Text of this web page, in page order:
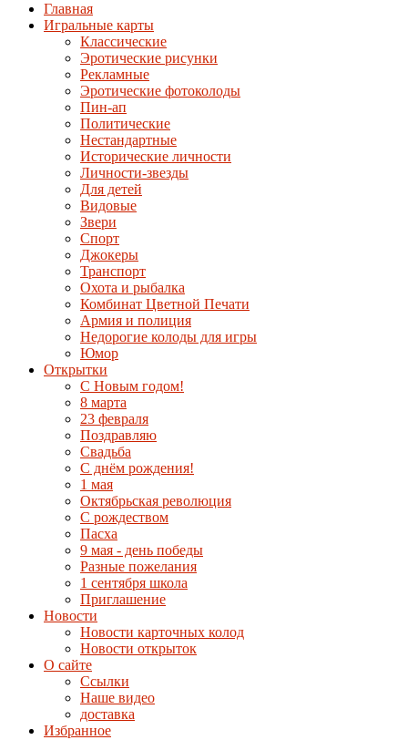
Главная
Игральные карты
Классические
Эротические рисунки
Рекламные
Эротические фотоколоды
Пин-ап
Политические
Нестандартные
Исторические личности
Личности-звезды
Для детей
Видовые
Звери
Спорт
Джокеры
Транспорт
Охота и рыбалка
Комбинат Цветной Печати
Армия и полиция
Недорогие колоды для игры
Юмор
Открытки
С Новым годом!
8 марта
23 февраля
Поздравляю
Свадьба
С днём рождения!
1 мая
Октябрьская революция
С рождеством
Пасха
9 мая - день победы
Разные пожелания
1 сентября школа
Приглашение
Новости
Новости карточных колод
Новости открыток
О сайте
Ссылки
Наше видео
доставка
Избранное